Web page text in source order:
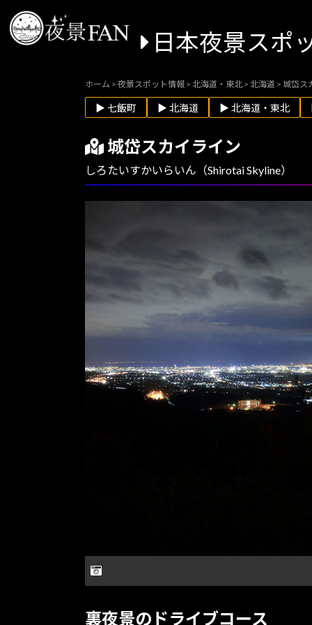
日本夜景スポ
ホーム > 夜景スポット情報 > 北海道・東北 > 北海道 > 城岱ス
▶ 七飯町 ▶ 北海道 ▶ 北海道・東北
城岱スカイライン
しろたいすかいらいん（Shirotai Skyline）
裏夜景のドライブコース